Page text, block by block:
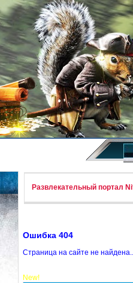
Развлекательный портал
Ошибка 404
Страница на сайте не
New!